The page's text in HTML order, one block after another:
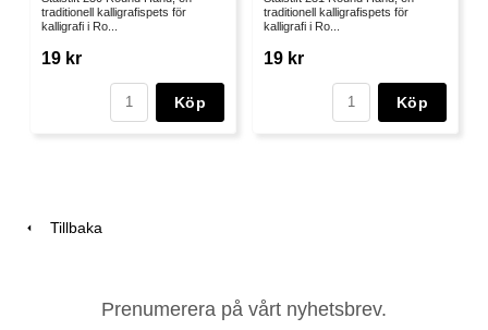
traditionell kalligrafispets för
kalligrafi i Ro...
19 kr
Köp
traditionell kalligrafispets för
kalligrafi i Ro...
19 kr
Köp
Tillbaka
Prenumerera på vårt nyhetsbrev.